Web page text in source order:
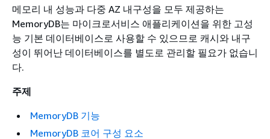
메모리 내 성능과 다중 AZ 내구성을 모두 제공하는
MemoryDB는 마이크로서비스 애플리케이션을 위한 고성
능 기본 데이터베이스로 사용할 수 있으므로 캐시와 내구
성이 뛰어난 데이터베이스를 별도로 관리할 필요가 없습니
다.
주제
MemoryDB 기능
MemoryDB 코어 구성 요소